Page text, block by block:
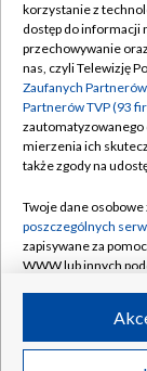
Abonament
Emisja w TVP
Centrum
Naziemna
Rada
System NOS
Informacje o
Program dla
korzystanie z
dostęp do informacji
przechowywanie
nas, czyli Telewizję
Zaufanych
Partnerów TVP (93
zautomatyzowanego
mierzenia ich
także zgody na
Twoje dane
poszczególnych
zapisywane za
WWW lub innych
ruchu w Internecie.
Twoje dane